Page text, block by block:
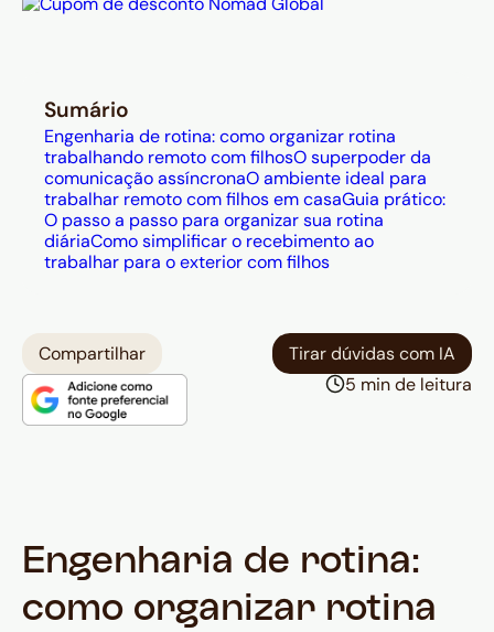
cultura assíncrona das empresas
A rotina funciona sobre quatro
pilares práticos: alinhar combinados
com as crianças antes de iniciar o
expediente, manter documentação
assíncrona detalhada (Jira, Notion)
para não gerar gargalos ao se
ausentar, fazer pausas ativas
criar um ritual físico de
encerramento que marque a
transição entre o papel de
profissional e o de pai ou mãe.
camada, eliminando esse atrito para
e na família.
Sumário
Engenharia de rotina: como organizar rotina
trabalhando remoto com filhosO superpoder da
comunicação assíncronaO ambiente ideal para
trabalhar remoto com filhos em casaGuia prático:
O passo a passo para organizar sua rotina
diáriaComo simplificar o recebimento ao
trabalhar para o exterior com filhos
Compartilhar
Tirar dúvidas com IA
5 min de leitura
Engenharia de rotina:
como organizar rotina